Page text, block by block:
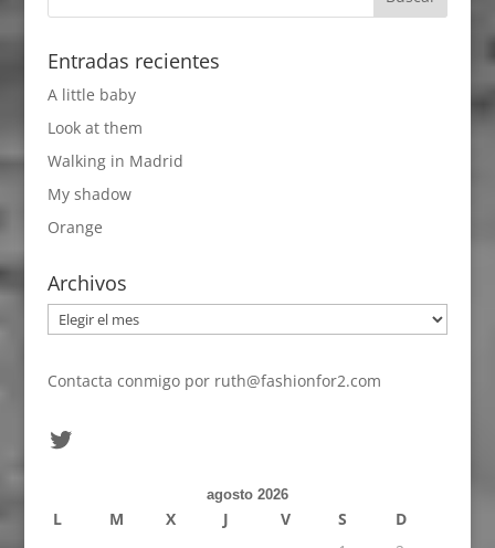
Entradas recientes
A little baby
Look at them
Walking in Madrid
My shadow
Orange
Archivos
Archivos
Contacta conmigo por ruth@fashionfor2.com
Twitter
agosto 2026
L M X J V S
D